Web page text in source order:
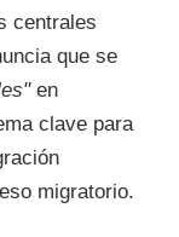
centrales
que se
en
clave para
migratorio.